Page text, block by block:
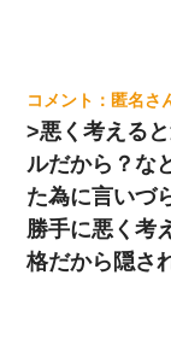
匿名
>悪く考える
ルだから？な
た為に言いづ
勝手に悪く考
格だから隠さ